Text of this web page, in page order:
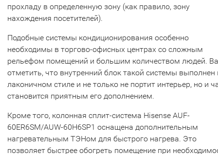
прохладу в определенную зону (как правило, зону
нахождения посетителей).
Подобные системы кондиционирования особенно
необходимы в торгово-офисных центрах со сложным
рельефом помещений и большим количеством людей.
отметить, что внутренний блок такой системы выполнен
лаконичном стиле и не только не портит интерьер, но и
становится приятным его дополнением.
Кроме того, колонная сплит-система Hisense AUF-
60ER6SM/AUW-60H6SP1 оснащена дополнительным
нагревательным ТЭНом для быстрого нагрева. Это
позволяет быстрее обогреть помещение при